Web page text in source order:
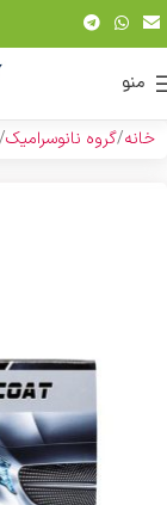
منو
خانه گروه نانوسرامیک